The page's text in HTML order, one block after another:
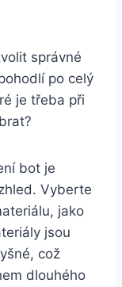
správné
po celý
je ‍třeba při
bot je
Vyberte
jako
jsou
což
dlouhého